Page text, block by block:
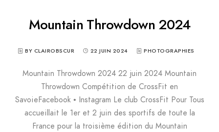
Mountain Throwdown 2024
BY CLAIROBSCUR 22 JUIN 2024 PHOTOGRAPHIES
Mountain Throwdown 2024 22 juin 2024 Mountain
Throwdown Compétition de CrossFit en
SavoieFacebook • Instagram Le club CrossFit Pour Tous
accueillait le 1er et 2 juin des sportifs de toute la
France pour la troisième édition du Mountain